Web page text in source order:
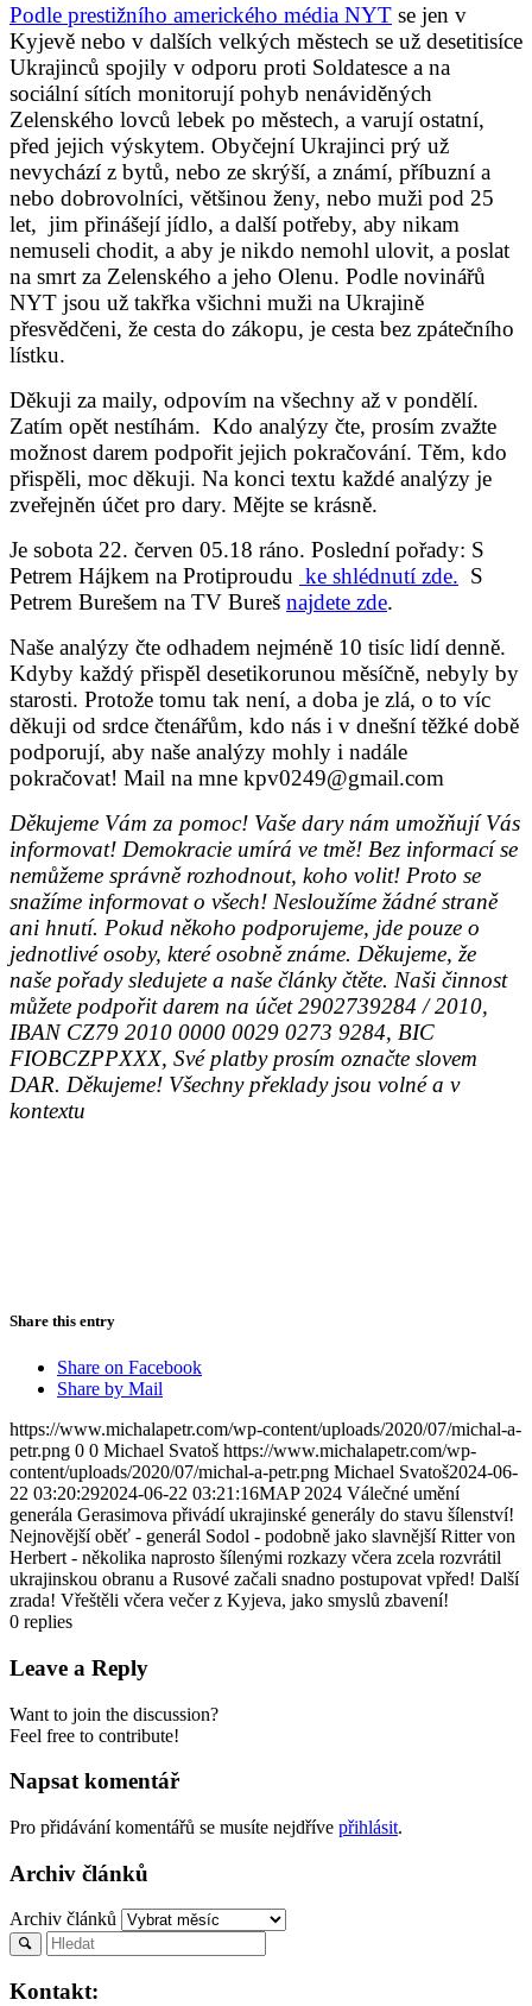
Podle prestižního amerického média NYT se jen v
Kyjevě nebo v dalších velkých městech se už desetitisíce
Ukrajinců spojily v odporu proti Soldatesce a na
sociální sítích monitorují pohyb nenáviděných
Zelenského lovců lebek po městech, a varují ostatní,
před jejich výskytem. Obyčejní Ukrajinci prý už
nevychází z bytů, nebo ze skrýší, a známí, příbuzní a
nebo dobrovolníci, většinou ženy, nebo muži pod 25
let, jim přinášejí jídlo, a další potřeby, aby nikam
nemuseli chodit, a aby je nikdo nemohl ulovit, a poslat
na smrt za Zelenského a jeho Olenu. Podle novinářů
NYT jsou už takřka všichni muži na Ukrajině
přesvědčeni, že cesta do zákopu, je cesta bez zpátečního
lístku.
Děkuji za maily, odpovím na všechny až v pondělí.
Zatím opět nestíhám. Kdo analýzy čte, prosím zvažte
možnost darem podpořit jejich pokračování. Těm, kdo
přispěli, moc děkuji. Na konci textu každé analýzy je
zveřejněn účet pro dary. Mějte se krásně.
Je sobota 22. červen 05.18 ráno. Poslední pořady: S
Petrem Hájkem na Protiproudu ke shlédnutí zde. S
Petrem Burešem na TV Bureš najdete zde.
Naše analýzy čte odhadem nejméně 10 tisíc lidí denně.
Kdyby každý přispěl desetikorunou měsíčně, nebyly by
starosti. Protože tomu tak není, a doba je zlá, o to víc
děkuji od srdce čtenářům, kdo nás i v dnešní těžké době
podporují, aby naše analýzy mohly i nadále
pokračovat! Mail na mne kpv0249@gmail.com
Děkujeme Vám za pomoc! Vaše dary nám umožňují Vás
informovat! Demokracie umírá ve tmě! Bez informací se
nemůžeme správně rozhodnout, koho volit! Proto se
snažíme informovat o všech! Nesloužíme žádné straně
ani hnutí. Pokud někoho podporujeme, jde pouze o
jednotlivé osoby, které osobně známe. Děkujeme, že
naše pořady sledujete a naše články čtěte. Naši činnost
můžete podpořit darem na účet 2902739284 / 2010,
IBAN CZ79 2010 0000 0029 0273 9284, BIC
FIOBCZPPXXX, Své platby prosím označte slovem
DAR. Děkujeme! Všechny překlady jsou volné a v
kontextu
Share this entry
Share on Facebook
Share by Mail
https://www.michalapetr.com/wp-content/uploads/2020/07/michal-a-
petr.png 0 0 Michael Svatoš https://www.michalapetr.com/wp-
content/uploads/2020/07/michal-a-petr.png Michael Svatoš2024-06-
22 03:20:292024-06-22 03:21:16MAP 2024 Válečné umění
generála Gerasimova přivádí ukrajinské generály do stavu šílenství!
Nejnovější oběť - generál Sodol - podobně jako slavnější Ritter von
Herbert - několika naprosto šílenými rozkazy včera zcela rozvrátil
ukrajinskou obranu a Rusové začali snadno postupovat vpřed! Další
zrada! Vřeštěli včera večer z Kyjeva, jako smyslů zbavení!
0 replies
Leave a Reply
Want to join the discussion?
Feel free to contribute!
Napsat komentář
Pro přidávání komentářů se musíte nejdříve přihlásit.
Archiv článků
Archiv článků
Kontakt: